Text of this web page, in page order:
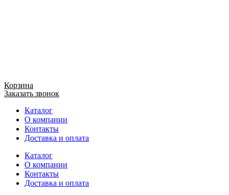
Корзина
Заказать звонок
Каталог
О компании
Контакты
Доставка и оплата
Каталог
О компании
Контакты
Доставка и оплата